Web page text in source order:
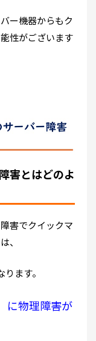
ー機器からもク
性がございます
害とはどのよ
害でクイックマ
、
ます。
に物理障害が